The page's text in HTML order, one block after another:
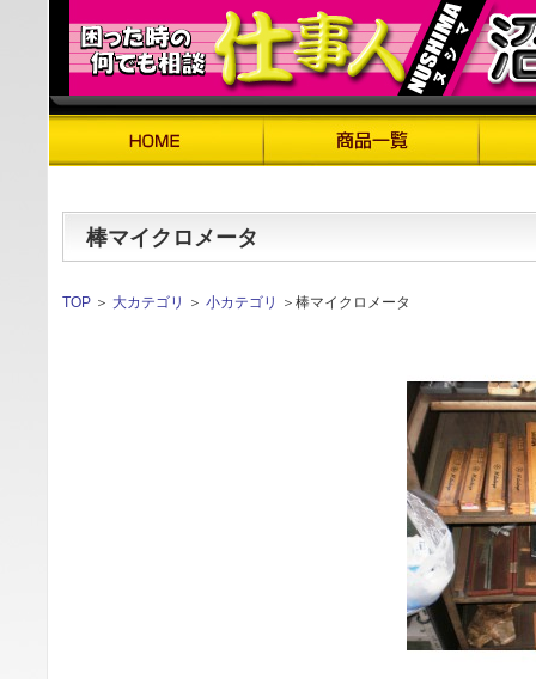
棒マイクロメータ
TOP ＞ 大カテゴリ ＞ 小カテゴリ ＞棒マイクロメータ